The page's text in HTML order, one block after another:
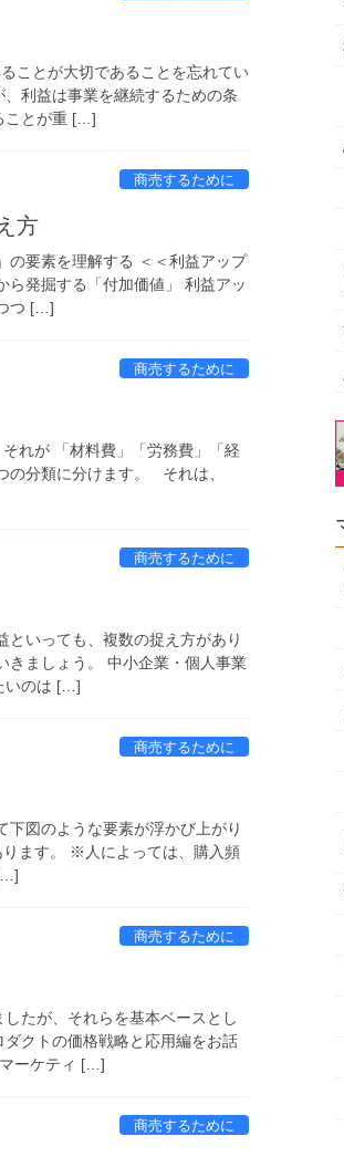
ことが大切であることを忘れてい
利益は事業を継続するための条
ことが重 […]
商売するために
方
の要素を理解する ＜＜利益アップ
ら発掘する「付加価値」 利益アッ
つ […]
商売するために
れが 「材料費」「労務費」「経
の分類に分けます。 それは、
商売するために
いっても、複数の捉え方があり
きましょう。 中小企業・個人事業
いのは […]
商売するために
図のような要素が浮かび上がり
ります。 ※人によっては、購入頻
商売するために
たが、それらを基本ベースとし
クトの価格戦略と応用編をお話
ーケティ […]
商売するために